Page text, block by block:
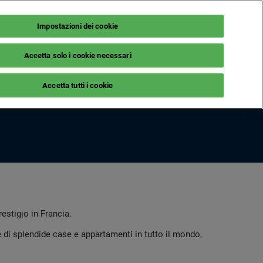
It NEWSLETTER BIGLIETTERIA
LE MAG
in Francia.
splendide case e appartamenti in tutto il mondo,
Impostazioni dei cookie
Accetta solo i cookie necessari
Accetta tutti i cookie